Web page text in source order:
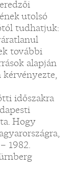
utolsó
tudhatjuk:
további
alapján
időszakra
Hogy
1982.